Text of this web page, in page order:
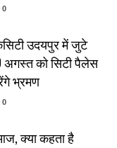
0
उदयपुर में जुटे
अगस्त को सिटी पैलेस
भ्रमण
0
क्या कहता है